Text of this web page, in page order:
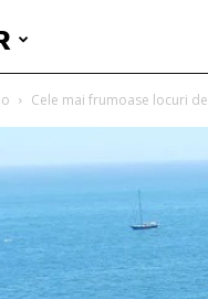
Cele mai frumoase locuri